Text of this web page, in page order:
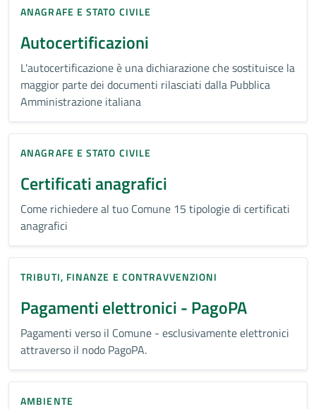
ANAGRAFE E STATO CIVILE
Autocertificazioni
L'autocertificazione è una dichiarazione che sostituisce la
maggior parte dei documenti rilasciati dalla Pubblica
Amministrazione italiana
ANAGRAFE E STATO CIVILE
Certificati anagrafici
Come richiedere al tuo Comune 15 tipologie di certificati
anagrafici
TRIBUTI, FINANZE E CONTRAVVENZIONI
Pagamenti elettronici - PagoPA
Pagamenti verso il Comune - esclusivamente elettronici
attraverso il nodo PagoPA.
AMBIENTE